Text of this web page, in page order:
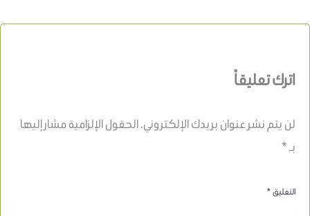
اترك تعليقاً
لن يتم نشر عنوان بريدك الإلكتروني.الحقول الإلزامية مشار إليها
بـ*
التعليق*